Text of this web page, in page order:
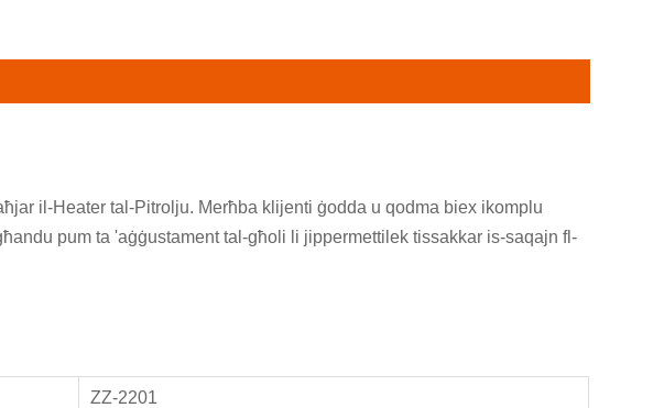
il-Heater tal-Pitrolju. Merħba klijenti ġodda u qodma biex ikomplu
pum ta 'aġġustament tal-għoli li jippermettilek tissakkar is-saqajn fl-
ZZ-2201